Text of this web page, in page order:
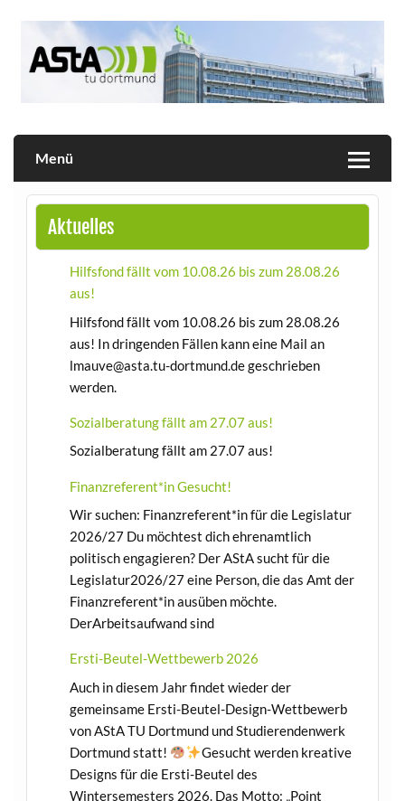
Menü
Aktuelles
Hilfsfond fällt vom 10.08.26 bis zum 28.08.26
aus!
Hilfsfond fällt vom 10.08.26 bis zum 28.08.26
aus! In dringenden Fällen kann eine Mail an
lmauve@asta.tu-dortmund.de geschrieben
werden.
Sozialberatung fällt am 27.07 aus!
Sozialberatung fällt am 27.07 aus!
Finanzreferent*in Gesucht!
Wir suchen: Finanzreferent*in für die Legislatur
2026/27 Du möchtest dich ehrenamtlich
politisch engagieren? Der AStA sucht für die
Legislatur2026/27 eine Person, die das Amt der
Finanzreferent*in ausüben möchte.
DerArbeitsaufwand sind
Ersti-Beutel-Wettbewerb 2026
Auch in diesem Jahr findet wieder der
gemeinsame Ersti-Beutel-Design-Wettbewerb
von AStA TU Dortmund und Studierendenwerk
Dortmund statt!
Gesucht werden kreative
Designs für die Ersti-Beutel des
Wintersemesters 2026. Das Motto: „Point